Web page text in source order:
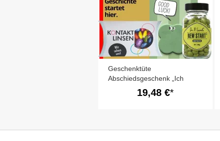
Geschenktüte
Abschiedsgeschenk „Ich
werde dich vermissen!“ (Set
19,48 €